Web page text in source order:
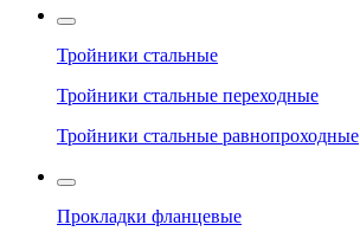
Тройники стальные
Тройники стальные переходные
Тройники стальные равнопроходные
Прокладки фланцевые